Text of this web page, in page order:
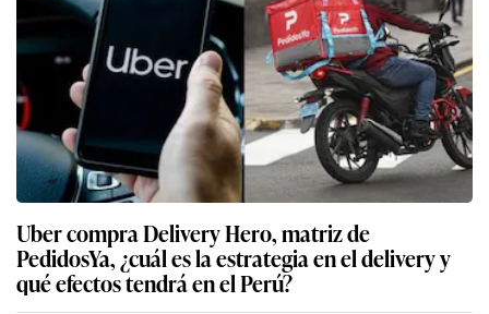
Uber compra Delivery Hero, matriz de
PedidosYa, ¿cuál es la estrategia en el delivery y
qué efectos tendrá en el Perú?